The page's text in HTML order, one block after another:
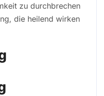
zu durchbrechen
die heilend wirken